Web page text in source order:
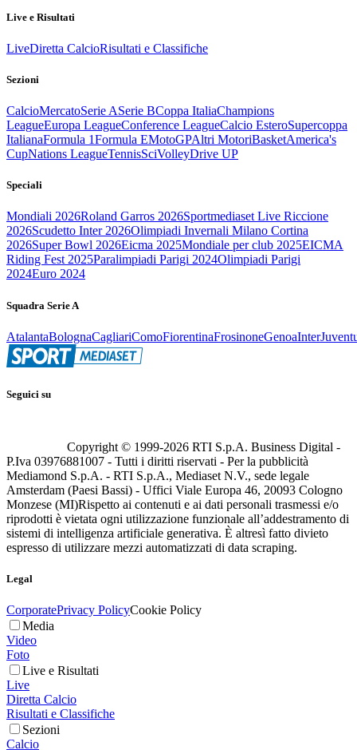
Live e Risultati
LiveDiretta CalcioRisultati e Classifiche
Sezioni
CalcioMercatoSerie ASerie BCoppa ItaliaChampions
LeagueEuropa LeagueConference LeagueCalcio EsteroSupercoppa
ItalianaFormula 1Formula EMotoGPAltri MotoriBasketAmerica's
CupNations LeagueTennisSciVolleyDrive UP
Speciali
Mondiali 2026Roland Garros 2026Sportmediaset Live Riccione
2026Scudetto Inter 2026Olimpiadi Invernali Milano Cortina
2026Super Bowl 2026Eicma 2025Mondiale per club 2025EICMA
Riding Fest 2025Paralimpiadi Parigi 2024Olimpiadi Parigi
2024Euro 2024
Squadra Serie A
AtalantaBolognaCagliariComoFiorentinaFrosinoneGenoaInter
Seguici su
Copyright © 1999-2026 RTI S.p.A. Business Digital -
P.Iva 03976881007 - Tutti i diritti riservati - Per la pubblicità
Mediamond S.p.A. - RTI S.p.A., Mediaset N.V., sede legale
Amsterdam (Paesi Bassi) - Uffici Viale Europa 46, 20093 Cologno
Monzese (MI)Rispetto ai contenuti e ai dati personali trasmessi e/o
riprodotti è vietata ogni utilizzazione funzionale all’addestramento di
sistemi di intelligenza artificiale generativa. È altresì fatto divieto
espresso di utilizzare mezzi automatizzati di data scraping.
Legal
CorporatePrivacy PolicyCookie Policy
Media
Video
Foto
Live e Risultati
Live
Diretta Calcio
Risultati e Classifiche
Sezioni
Calcio